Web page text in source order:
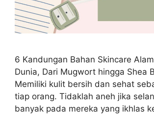
6 Kandungan Bahan Skincare
Dunia, Dari Mugwort hingga Shea
Memiliki kulit bersih dan sehat
tiap orang. Tidaklah aneh jika
banyak pada mereka yang ikhlas